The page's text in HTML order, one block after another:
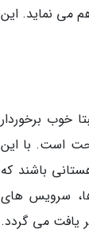
می نماید. این
خوب برخوردار
است. با این
باشند که
ها، سرویس های
یافت می گردد.